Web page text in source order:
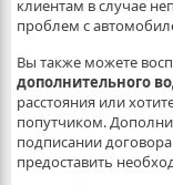
клиентам в случае
проблем с
Вы также можете
дополнительного
расстояния или
попутчиком.
подписании
предоставить